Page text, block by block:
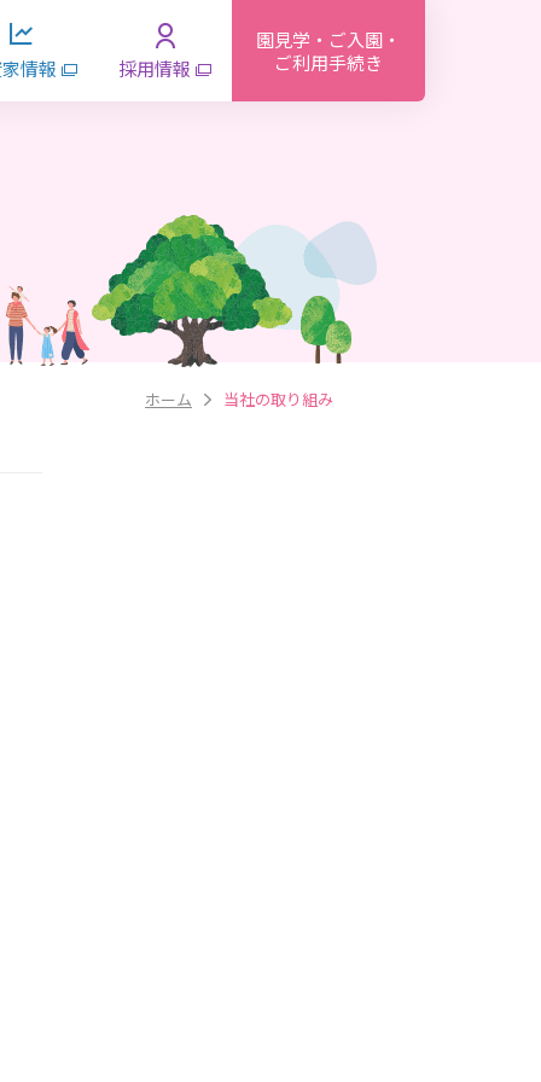
情報 採用情報
園見学・ご入園・
ご利用手続き
ホーム 当社の取り組み